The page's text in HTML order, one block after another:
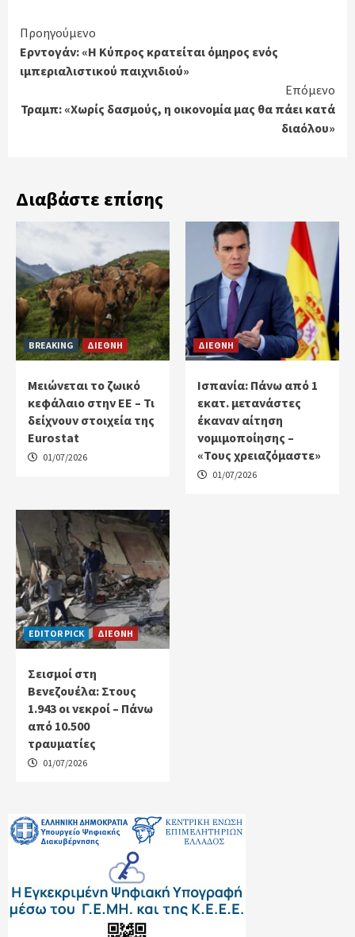
Continue
Reading
Προηγούμενο
Ερντογάν: «Η Κύπρος κρατείται όμηρος ενός
ιμπεριαλιστικού παιχνιδιού»
Επόμενο
Τραμπ: «Χωρίς δασμούς, η οικονομία μας θα πάει κατά
διαόλου»
Διαβάστε επίσης
BREAKING ΔΙΕΘΝΗ
Μειώνεται το ζωικό
κεφάλαιο στην ΕΕ – Τι
δείχνουν στοιχεία της
Eurostat
01/07/2026
ΔΙΕΘΝΗ
Ισπανία: Πάνω από 1
εκατ. μετανάστες
έκαναν αίτηση
νομιμοποίησης –
«Τους χρειαζόμαστε»
01/07/2026
EDITOR PICK ΔΙΕΘΝΗ
Σεισμοί στη
Βενεζουέλα: Στους
1.943 οι νεκροί – Πάνω
από 10.500
τραυματίες
01/07/2026